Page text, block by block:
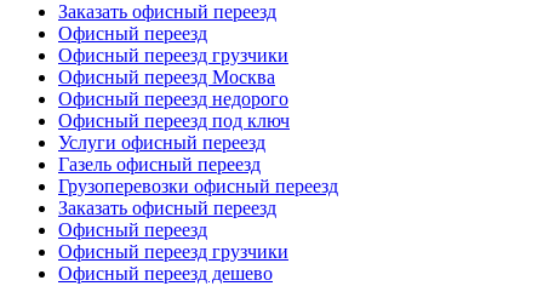
Заказать офисный переезд
Офисный переезд
Офисный переезд грузчики
Офисный переезд Москва
Офисный переезд недорого
Офисный переезд под ключ
Услуги офисный переезд
Газель офисный переезд
Грузоперевозки офисный переезд
Заказать офисный переезд
Офисный переезд
Офисный переезд грузчики
Офисный переезд дешево